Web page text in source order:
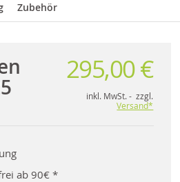
Zubehör
295,00 €
inkl. MwSt. - zzgl.
Versand*
ab 90€ *